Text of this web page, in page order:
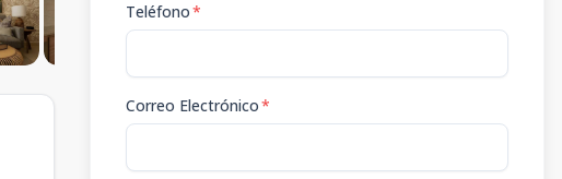
Teléfono*
Correo Electrónico*